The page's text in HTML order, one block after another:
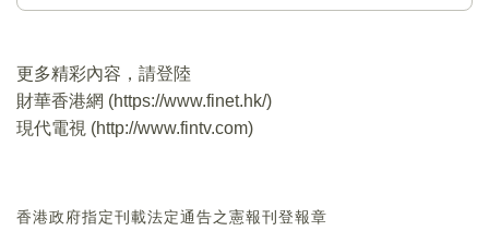
更多精彩內容，請登陸
財華香港網 (https://www.finet.hk/)
現代電視 (http://www.fintv.com)
香港政府指定刊載法定通告之憲報刊登報章